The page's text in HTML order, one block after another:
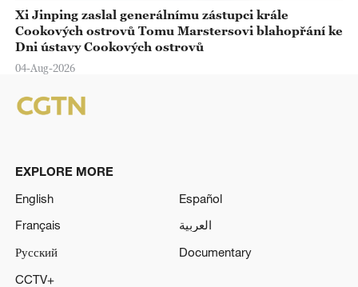
Xi Jinping zaslal generálnímu zástupci krále
Cookových ostrovů Tomu Marstersovi blahopřání ke
Dni ústavy Cookových ostrovů
04-Aug-2026
EXPLORE MORE
English
Español
Français
العربية
Русский
Documentary
CCTV+